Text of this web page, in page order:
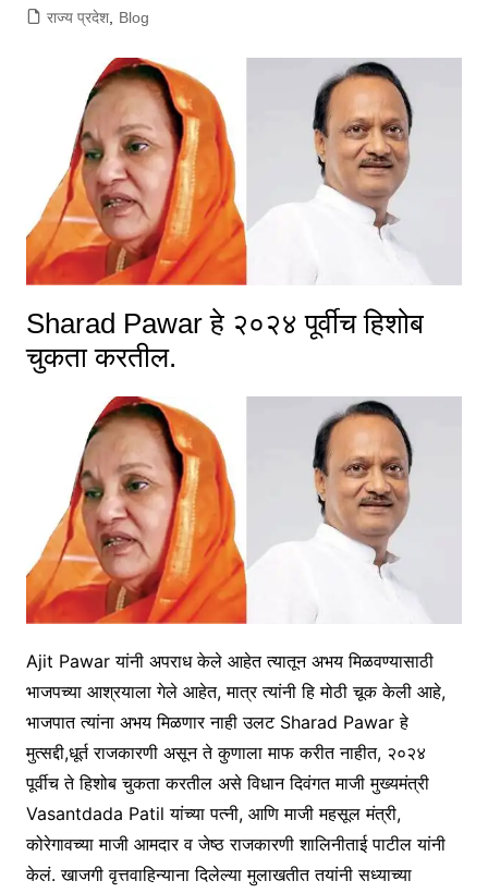
राज्य प्रदेश, Blog
Sharad Pawar हे २०२४ पूर्वीच हिशोब
चुकता करतील.
Ajit Pawar यांनी अपराध केले आहेत त्यातून अभय मिळवण्यासाठी
भाजपच्या आश्रयाला गेले आहेत, मात्र त्यांनी हि मोठी चूक केली आहे,
भाजपात त्यांना अभय मिळणार नाही उलट Sharad Pawar हे
मुत्सद्दी,धूर्त राजकारणी असून ते कुणाला माफ करीत नाहीत, २०२४
पूर्वीच ते हिशोब चुकता करतील असे विधान दिवंगत माजी मुख्यमंत्री
Vasantdada Patil यांच्या पत्नी, आणि माजी महसूल मंत्री,
कोरेगावच्या माजी आमदार व जेष्ठ राजकारणी शालिनीताई पाटील यांनी
केलं. खाजगी वृत्तवाहिन्याना दिलेल्या मुलाखतीत तयांनी सध्याच्या